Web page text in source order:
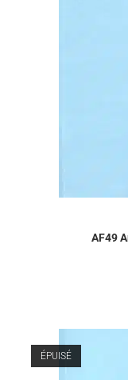
AF49
ÉPUISÉ